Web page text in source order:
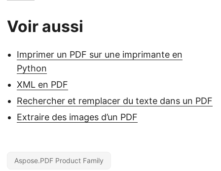
Voir aussi
Imprimer un PDF sur une imprimante en
Python
XML en PDF
Rechercher et remplacer du texte dans un PDF
Extraire des images d’un PDF
Aspose.PDF Product Family